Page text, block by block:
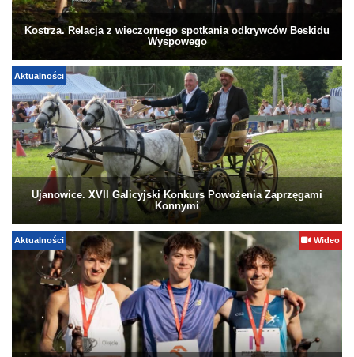
Kostrza. Relacja z wieczornego spotkania odkrywców Beskidu
Wyspowego
Aktualności
Ujanowice. XVII Galicyjski Konkurs Powożenia Zaprzęgami
Konnymi
Aktualności Wideo